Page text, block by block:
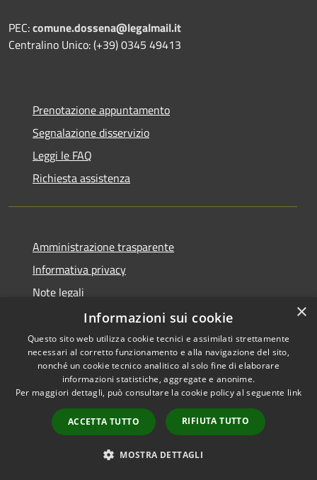
PEC:comune.dossena@legalmail.it
Centralino Unico: (+39) 0345 49413
Prenotazione appuntamento
Segnalazione disservizio
Leggi le FAQ
Richiesta assistenza
Amministrazione trasparente
Informativa privacy
Note legali
Dichiarazione di accessibilità
RSS
Copyright © 2026 • Comune di
Municipium•
Accesso
redazione
×
Informazioni sui cookie
Questo sito web utilizza cookie tecnici e assimilati strettamente
necessari al corretto funzionamento e alla navigazione del sito,
nonché un cookie tecnico analitico al solo fine di elaborare
informazioni statistiche, aggregate e anonime.
Per maggiori dettagli, può consultare la cookie policy al seguente link
ACCETTA TUTTO RIFIUTA TUTTO
MOSTRA DETTAGLI